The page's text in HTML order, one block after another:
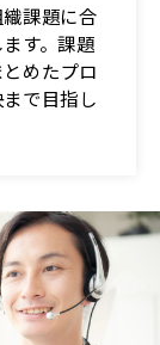
課題に合
す。課題
めたプロ
で目指し